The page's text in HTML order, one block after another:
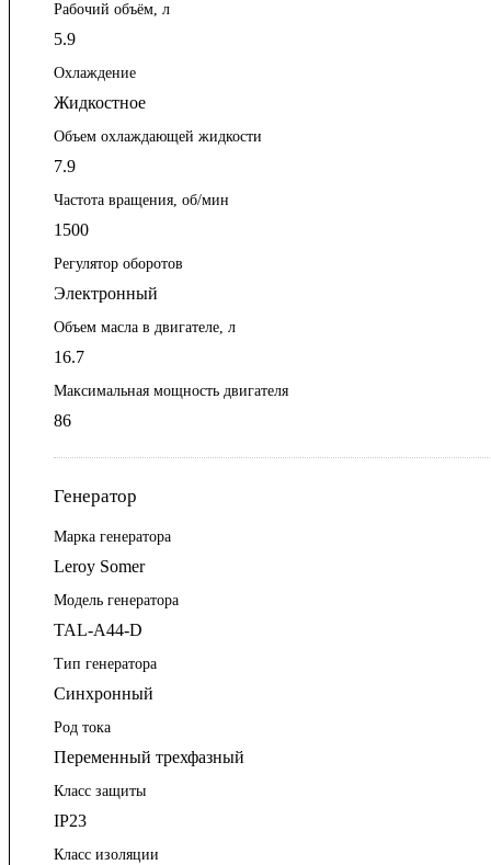
Рабочий объём, л
5.9
Охлаждение
Жидкостное
Объем охлаждающей жидкости
7.9
Частота вращения, об/мин
1500
Регулятор оборотов
Электронный
Объем масла в двигателе, л
16.7
Максимальная мощность двигателя
86
Генератор
Марка генератора
Leroy Somer
Модель генератора
TAL-A44-D
Тип генератора
Синхронный
Род тока
Переменный трехфазный
Класс защиты
IP23
Класс изоляции